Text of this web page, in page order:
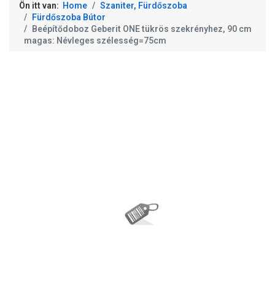
Ön itt van: Home
Szaniter, Fürdőszoba
Fürdőszoba Bútor
Beépítődoboz Geberit ONE tükrös szekrényhez, 90 cm
magas: Névleges szélesség=75cm